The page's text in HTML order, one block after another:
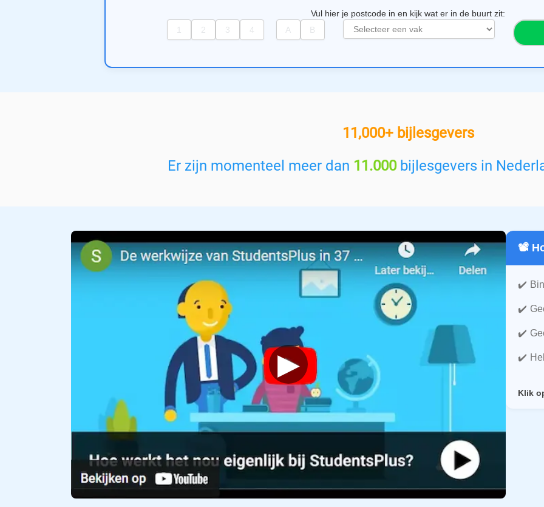
Vul hier je postcode in en kijk wat er in de buurt zit:
e
e
n
11,000+ bijlesgevers
Er zijn momenteel meer dan 11.000bijlesgevers in
▶
📽️
Klik